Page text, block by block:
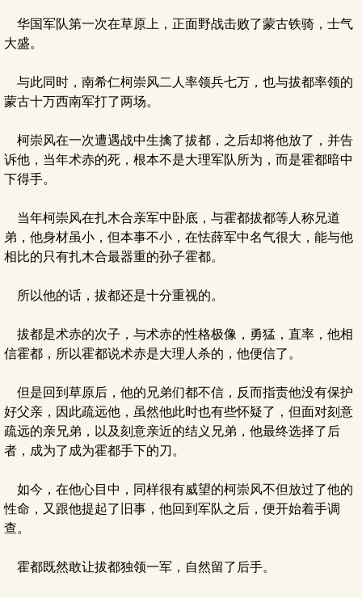
华国军队第一次在草原上，正面野战击败了蒙古铁骑，士气
大盛。
与此同时，南希仁柯崇风二人率领兵七万，也与拔都率领的
蒙古十万西南军打了两场。
柯崇风在一次遭遇战中生擒了拔都，之后却将他放了，并告
诉他，当年术赤的死，根本不是大理军队所为，而是霍都暗中
下得手。
当年柯崇风在扎木合亲军中卧底，与霍都拔都等人称兄道
弟，他身材虽小，但本事不小，在怯薛军中名气很大，能与他
相比的只有扎木合最器重的孙子霍都。
所以他的话，拔都还是十分重视的。
拔都是术赤的次子，与术赤的性格极像，勇猛，直率，他相
信霍都，所以霍都说术赤是大理人杀的，他便信了。
但是回到草原后，他的兄弟们都不信，反而指责他没有保护
好父亲，因此疏远他，虽然他此时也有些怀疑了，但面对刻意
疏远的亲兄弟，以及刻意亲近的结义兄弟，他最终选择了后
者，成为了成为霍都手下的刀。
如今，在他心目中，同样很有威望的柯崇风不但放过了他的
性命，又跟他提起了旧事，他回到军队之后，便开始着手调
查。
霍都既然敢让拔都独领一军，自然留了后手。